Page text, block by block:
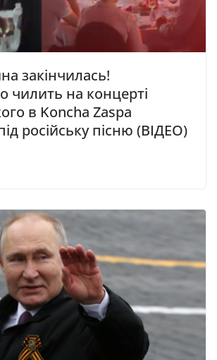
закінчилась!
чилить на концерті
в Koncha Zaspa
російську пісню (ВІДЕО)